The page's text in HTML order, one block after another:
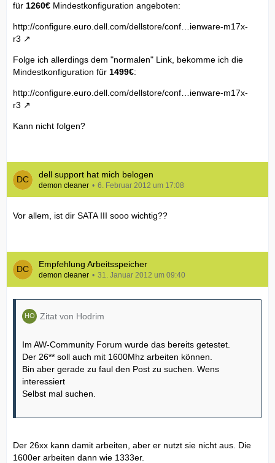
für 1260€ Mindestkonfiguration angeboten:
http://configure.euro.dell.com/dellstore/conf…ienware-m17x-
r3
Folge ich allerdings dem "normalen" Link, bekomme ich die
Mindestkonfiguration für 1499€:
http://configure.euro.dell.com/dellstore/conf…ienware-m17x-
r3
Kann nicht folgen?
dell support hat mich belogen
demon cleaner 6. Februar 2012 um 17:08
Vor allem, ist dir SATA III sooo wichtig??
Empfehlung Arbeitsspeicher
demon cleaner 31. Januar 2012 um 09:40
Zitat von Hodrim
Im AW-Community Forum wurde das bereits getestet.
Der 26** soll auch mit 1600Mhz arbeiten können.
Bin aber gerade zu faul den Post zu suchen. Wens
interessiert
Selbst mal suchen.
Der 26xx kann damit arbeiten, aber er nutzt sie nicht aus. Die
1600er arbeiten dann wie 1333er.